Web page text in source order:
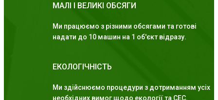
МАЛІ І ВЕЛИКІ ОБСЯГИ
Ми працюємо з різними обсягами та готові
надати до 10 машин на 1 об'єкт відразу.
ЕКОЛОГІЧНІСТЬ
Ми здійснюємо процедури з дотриманням усіх
необхідних вимог щодо екології та СЕС.